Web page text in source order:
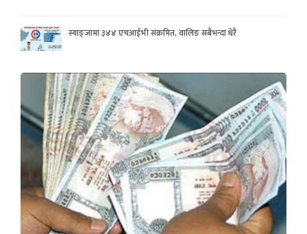
स्याङ्जामा ३४४ एचआईभी संक्रमित, वालिङ सबैभन्दा धेरै